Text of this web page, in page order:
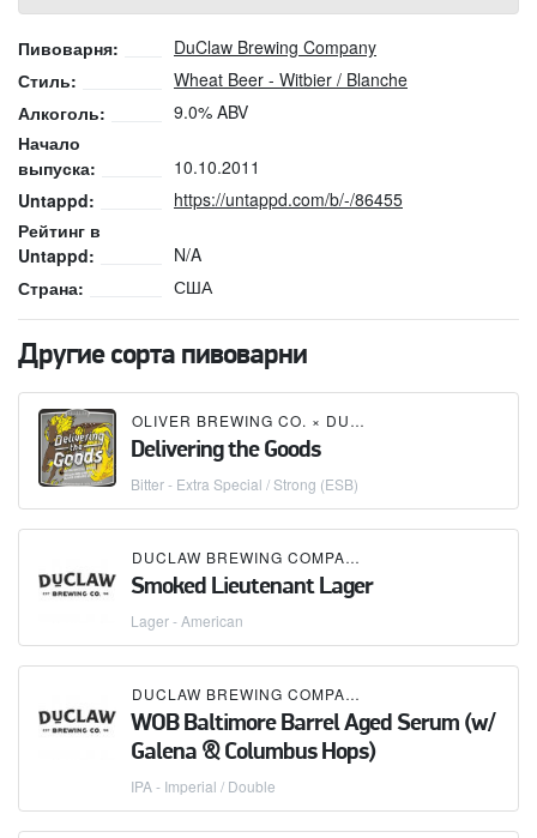
Пивоварня:
DuClaw Brewing Company
Стиль:
Wheat Beer - Witbier / Blanche
Алкоголь:
9.0% ABV
Начало
выпуска:
10.10.2011
Untappd:
https://untappd.com/b/-/86455
Рейтинг в
Untappd:
N/A
Страна:
США
Другие сорта пивоварни
OLIVER BREWING CO. × DUCLAW BREWING COMPANY
Delivering the Goods
Bitter - Extra Special / Strong (ESB)
DUCLAW BREWING COMPANY
Smoked Lieutenant Lager
Lager - American
DUCLAW BREWING COMPANY
WOB Baltimore Barrel Aged Serum (w/
Galena & Columbus Hops)
IPA - Imperial / Double